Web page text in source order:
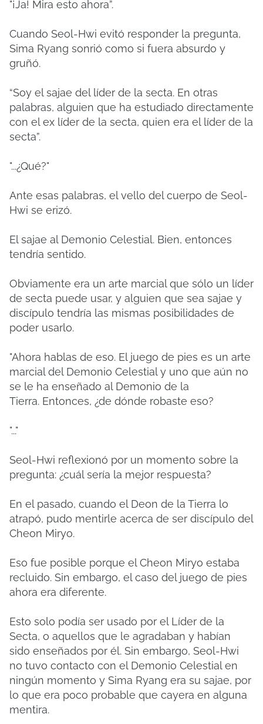
"¡Ja! Mira esto ahora”.
Cuando Seol-Hwi evitó responder la pregunta,
Sima Ryang sonrió como si fuera absurdo y
gruñó.
“Soy el sajae del líder de la secta. En otras
palabras, alguien que ha estudiado directamente
con el ex líder de la secta, quien era el líder de la
secta”.
"...¿Qué?"
Ante esas palabras, el vello del cuerpo de Seol-
Hwi se erizó.
El sajae al Demonio Celestial. Bien, entonces
tendría sentido.
Obviamente era un arte marcial que sólo un líder
de secta puede usar, y alguien que sea sajae y
discípulo tendría las mismas posibilidades de
poder usarlo.
"Ahora hablas de eso. El juego de pies es un arte
marcial del Demonio Celestial y uno que aún no
se le ha enseñado al Demonio de la
Tierra. Entonces, ¿de dónde robaste eso?
"..."
Seol-Hwi reflexionó por un momento sobre la
pregunta: ¿cuál sería la mejor respuesta?
En el pasado, cuando el Deon de la Tierra lo
atrapó, pudo mentirle acerca de ser discípulo del
Cheon Miryo.
Eso fue posible porque el Cheon Miryo estaba
recluido. Sin embargo, el caso del juego de pies
ahora era diferente.
Esto solo podía ser usado por el Líder de la
Secta, o aquellos que le agradaban y habían
sido enseñados por él. Sin embargo, Seol-Hwi
no tuvo contacto con el Demonio Celestial en
ningún momento y Sima Ryang era su sajae, por
lo que era poco probable que cayera en alguna
mentira.